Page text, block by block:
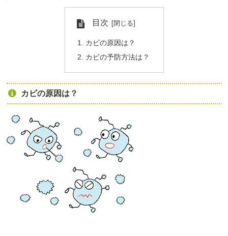
目次
カビの原因は？
カビの予防方法は？
カビの原因は？